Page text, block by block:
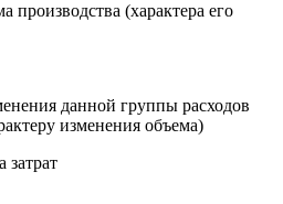
производства (характера его
данной группы расходов
изменения объема)
затрат